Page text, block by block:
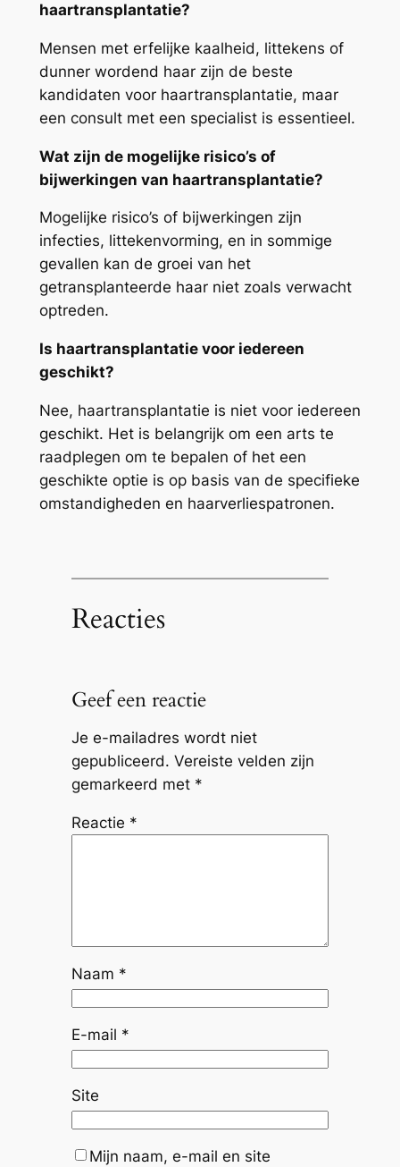
haartransplantatie?
Mensen met erfelijke kaalheid, littekens of
dunner wordend haar zijn de beste
kandidaten voor haartransplantatie, maar
een consult met een specialist is essentieel.
Wat zijn de mogelijke risico’s of
bijwerkingen van haartransplantatie?
Mogelijke risico’s of bijwerkingen zijn
infecties, littekenvorming, en in sommige
gevallen kan de groei van het
getransplanteerde haar niet zoals verwacht
optreden.
Is haartransplantatie voor iedereen
geschikt?
Nee, haartransplantatie is niet voor iedereen
geschikt. Het is belangrijk om een arts te
raadplegen om te bepalen of het een
geschikte optie is op basis van de specifieke
omstandigheden en haarverliespatronen.
Reacties
Geef een reactie
Je e-mailadres wordt niet
gepubliceerd. Vereiste velden zijn
gemarkeerd met *
Reactie *
Naam *
E-mail *
Site
Mijn naam, e-mail en site